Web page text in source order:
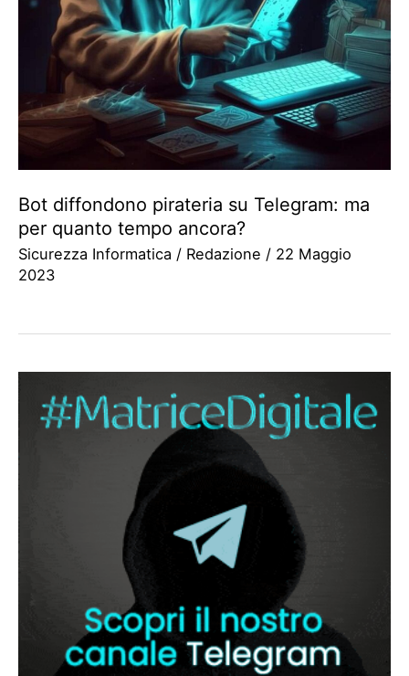
Bot diffondono pirateria su Telegram: ma
per quanto tempo ancora?
Sicurezza Informatica / Redazione / 22 Maggio
2023